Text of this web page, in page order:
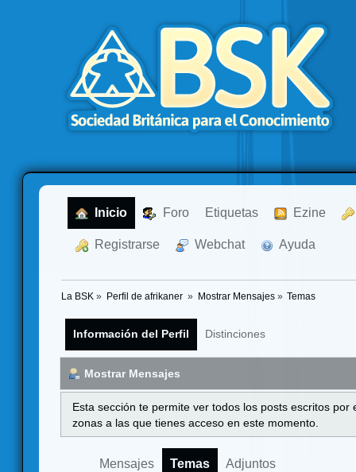
Inicio Foro Etiquetas Ezine
Registrarse Webchat Ayuda
La BSK » Perfil de afrikaner » Mostrar Mensajes» Temas
Información del Perfil Distinciones
Mostrar Mensajes
Esta sección te permite ver todos los posts escritos
zonas a las que tienes acceso en este momento.
Mensajes Temas Adjuntos